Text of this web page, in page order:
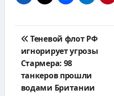
по
записям
Теневой флот РФ
игнорирует угрозы
Стармера: 98
танкеров прошли
водами Британии